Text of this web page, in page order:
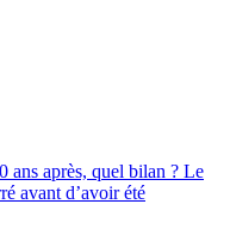
ans après, quel bilan ? Le
avant d’avoir été